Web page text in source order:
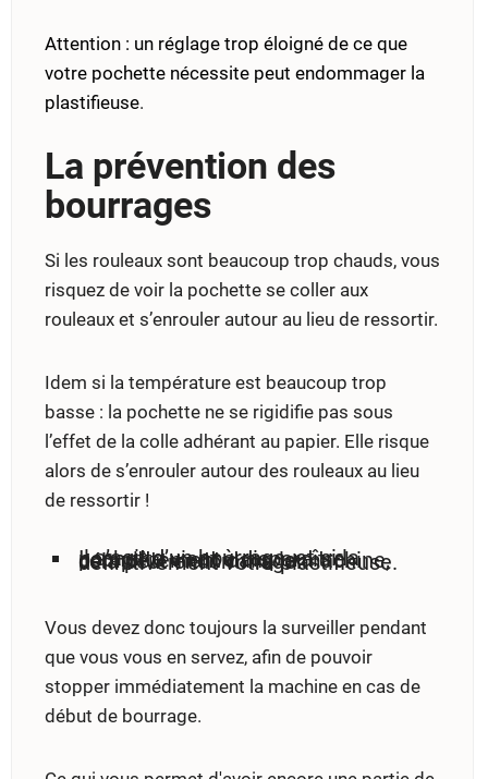
Attention : un réglage trop éloigné de ce que
votre pochette nécessite peut endommager la
plastifieuse.
La prévention des
bourrages
Si les rouleaux sont beaucoup trop chauds, vous
risquez de voir la pochette se coller aux
rouleaux et s’enrouler autour au lieu de ressortir.
Idem si la température est beaucoup trop
basse : la pochette ne se rigidifie pas sous
l’effet de la colle adhérant au papier. Elle risque
alors de s’enrouler autour des rouleaux au lieu
de ressortir !
Il s’agit d’un bourrage, et si la pochette vient à disparaître complètement dans la machine, cela peut endommager définitivement votre plastifieuse.
Vous devez donc toujours la surveiller pendant
que vous vous en servez, afin de pouvoir
stopper immédiatement la machine en cas de
début de bourrage.